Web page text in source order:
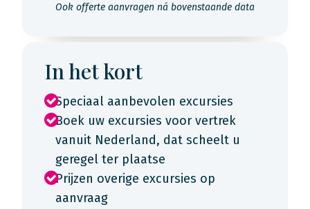
Ook offerte aanvragen ná bovenstaande data
In het kort
Speciaal aanbevolen excursies
Boek uw excursies voor vertrek
vanuit Nederland, dat scheelt u
geregel ter plaatse
Prijzen overige excursies op
aanvraag